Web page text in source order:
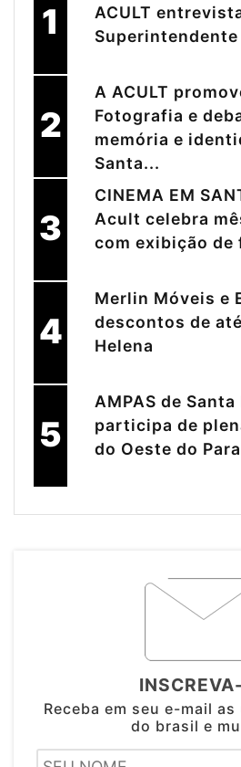
1
ACULT
2
A ACULT
Fotografia e
memória e
Santa...
3
CINEMA EM
Acult celebra
com exibição de
4
Merlin Móveis e
descontos de
Helena
5
AMPAS de Santa
participa de
do Oeste do
Receba em seu e-mail
do brasil e